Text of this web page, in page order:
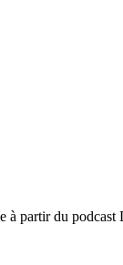
à partir du